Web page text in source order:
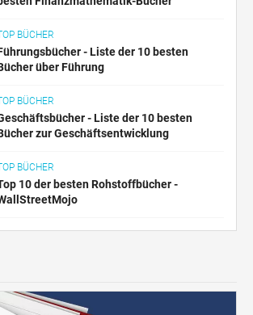
BÜCHER
- Liste der 10 besten
über Führung
BÜCHER
- Liste der 10 besten
zur Geschäftsentwicklung
BÜCHER
10 der besten Rohstoffbücher -